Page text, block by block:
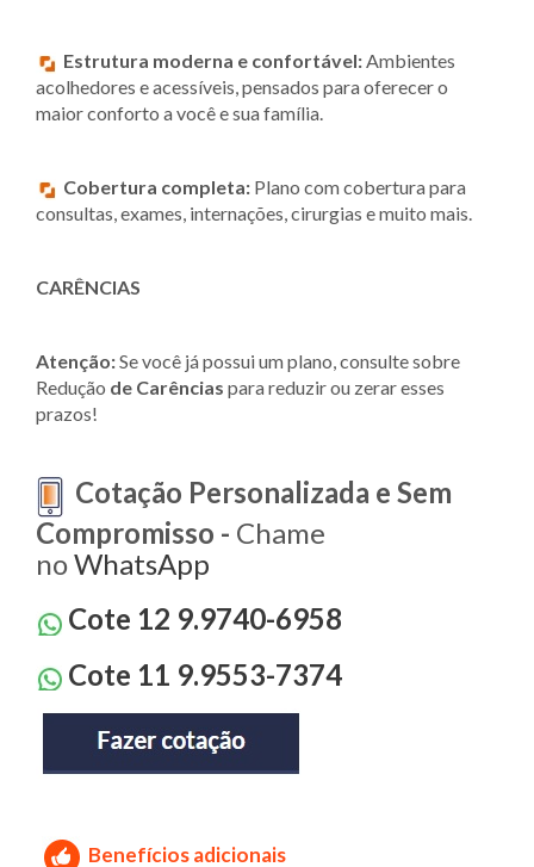
Estrutura moderna e confortável:Ambientes
acolhedores e acessíveis, pensados para oferecer o
maior conforto a você e sua família.
Cobertura completa: Plano com cobertura para
consultas, exames, internações, cirurgias e muito mais.
CARÊNCIAS
Atenção:Se você já possui um plano, consulte sobre
Redução de Carências para reduzir ou zerar esses
prazos!
Cotação Personalizada e Sem
Compromisso - Chame
noWhatsApp
Cote 12 9.9740-6958
Cote 11 9.9553-7374
Benefícios adicionais